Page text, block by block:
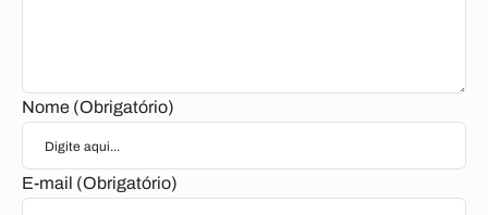
Nome (Obrigatório)
E-mail (Obrigatório)